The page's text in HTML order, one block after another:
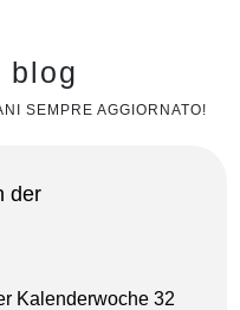
blog
SEMPRE AGGIORNATO!
der
Kalenderwoche 32